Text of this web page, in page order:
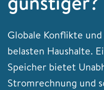
Globale Konflikte
belasten Haushalte.
Speicher bietet
Stromrechnung und